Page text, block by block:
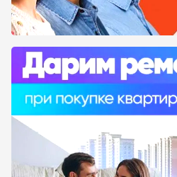
обширные
города Краснодара и
месторасположение на
ознакомиться с полным
застройщиков,
Количество и названия
сданных компанией, так и
находятся на этапе
нас вы можете перейти
сайты застройщиков,